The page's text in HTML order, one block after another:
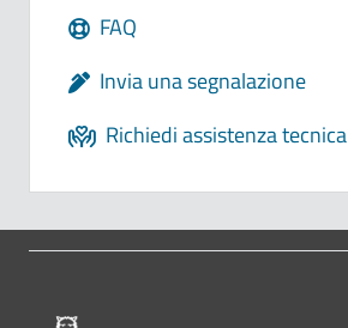
FAQ
Invia una segnalazione
Richiedi assistenza tecnica